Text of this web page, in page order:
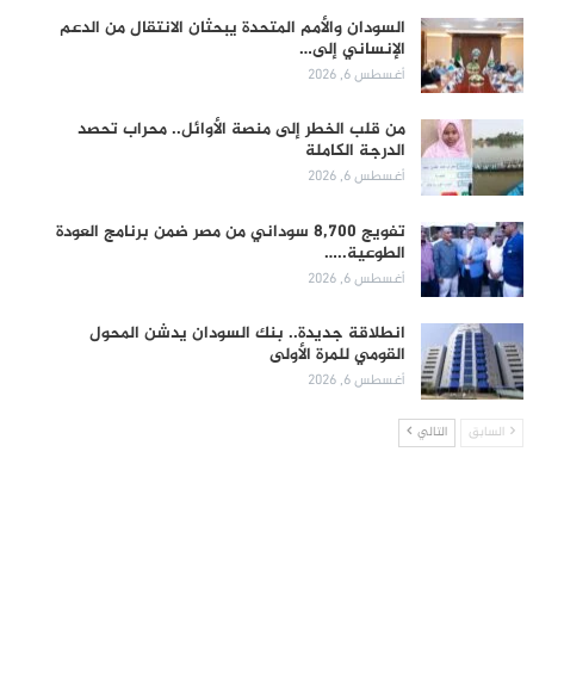
السودان والأمم المتحدة يبحثان الانتقال من الدعم
الإنساني إلى…
أغسطس 6, 2026
من قلب الخطر إلى منصة الأوائل.. محراب تحصد
الدرجة الكاملة
أغسطس 6, 2026
تفويج 8,700 سوداني من مصر ضمن برنامج العودة
الطوعية..…
أغسطس 6, 2026
انطلاقة جديدة.. بنك السودان يدشن المحول
القومي للمرة الأولى
أغسطس 6, 2026
السابق التالي